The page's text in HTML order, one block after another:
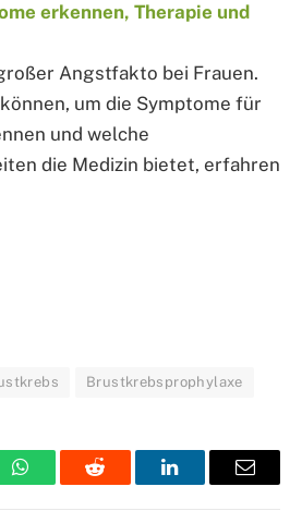
erkennen, Therapie und
Angstfakto bei Frauen.
um die Symptome für
und welche
die Medizin bietet, erfahren
Brustkrebsprophylaxe
WhatsAppReddit LinkedInEmail